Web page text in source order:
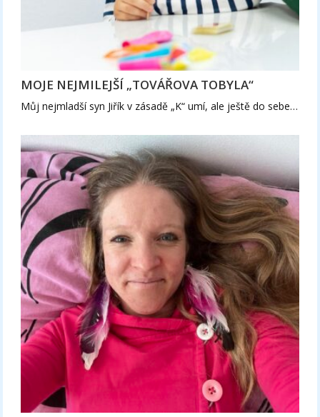
MOJE NEJMILEJŠÍ „TOVÁŘOVA TOBYLA“
Můj nejmladší syn Jiřík v zásadě „K“ umí, ale ještě do sebe…